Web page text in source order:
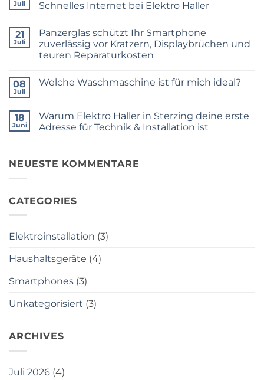
Mehr
Service
Elektro
Haller
ist
jetzt
epay-
Servicepartner
Juli
Schnelles Internet bei Elektro Haller
zu
Prepaid-
SIM-
Karte
in
Sterzing:
Elektro
Haller
21
Juli
Panzerglas schützt Ihr Smartphone
zuverlässig vor Kratzern, Displaybrüchen und
teuren Reparaturkosten
zu
Smartphone
zuverlässig
vor
teuren
Reparaturkosten
08
Juli
Welche Waschmaschine ist für mich ideal?
Welche
Waschmaschine
ist
18
Juni
Warum Elektro Haller in Sterzing deine erste
Adresse für Technik & Installation ist
Warum
Elektro
deine
Technik
&
NEUESTE KOMMENTARE
CATEGORIES
Elektroinstallation (3)
Haushaltsgeräte (4)
Smartphones (3)
Unkategorisiert (3)
ARCHIVES
Juli 2026 (4)